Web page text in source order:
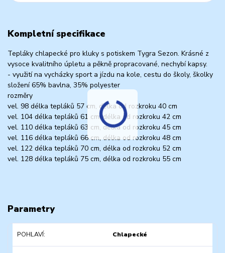
Kompletní specifikace
Tepláky chlapecké pro kluky s potiskem Tygra Sezon. Krásné z
vysoce kvalitního úpletu a pěkně propracované, nechybí kapsy.
- využití na vycházky sport a jízdu na kole, cestu do školy, školky
složení 65% bavlna, 35% polyester
rozměry
vel. 98 délka tepláků 57 cm, délka od rozkroku 40 cm
vel. 104 délka tepláků 61 cm, délka od rozkroku 42 cm
vel. 110 délka tepláků 63 cm, délka od rozkroku 45 cm
vel. 116 délka tepláků 66 cm, délka od rozkroku 48 cm
vel. 122 délka tepláků 70 cm, délka od rozkroku 52 cm
vel. 128 délka tepláků 75 cm, délka od rozkroku 55 cm
Parametry
POHLAVÍ Chlapecké